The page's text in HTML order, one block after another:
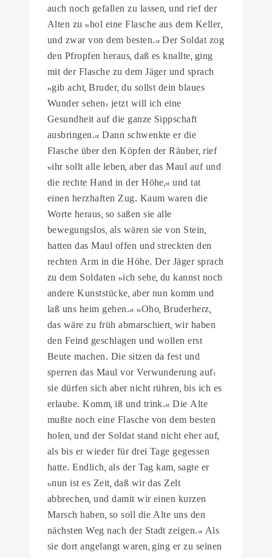
auch noch gefallen zu lassen, und rief der
Alten zu »hol eine Flasche aus dem Keller,
und zwar von dem besten.« Der Soldat zog
den Pfropfen heraus, daß es knallte, ging
mit der Flasche zu dem Jäger und sprach
»gib acht, Bruder, du sollst dein blaues
Wunder sehen: jetzt will ich eine
Gesundheit auf die ganze Sippschaft
ausbringen.« Dann schwenkte er die
Flasche über den Köpfen der Räuber, rief
»ihr sollt alle leben, aber das Maul auf und
die rechte Hand in der Höhe,« und tat
einen herzhaften Zug. Kaum waren die
Worte heraus, so saßen sie alle
bewegungslos, als wären sie von Stein,
hatten das Maul offen und streckten den
rechten Arm in die Höhe. Der Jäger sprach
zu dem Soldaten »ich sehe, du kannst noch
andere Kunststücke, aber nun komm und
laß uns heim gehen.« »Oho, Bruderherz,
das wäre zu früh abmarschiert, wir haben
den Feind geschlagen und wollen erst
Beute machen. Die sitzen da fest und
sperren das Maul vor Verwunderung auf:
sie dürfen sich aber nicht rühren, bis ich es
erlaube. Komm, iß und trink.« Die Alte
mußte noch eine Flasche von dem besten
holen, und der Soldat stand nicht eher auf,
als bis er wieder für drei Tage gegessen
hatte. Endlich, als der Tag kam, sagte er
»nun ist es Zeit, daß wir das Zelt
abbrechen, und damit wir einen kurzen
Marsch haben, so soll die Alte uns den
nächsten Weg nach der Stadt zeigen.« Als
sie dort angelangt waren, ging er zu seinen